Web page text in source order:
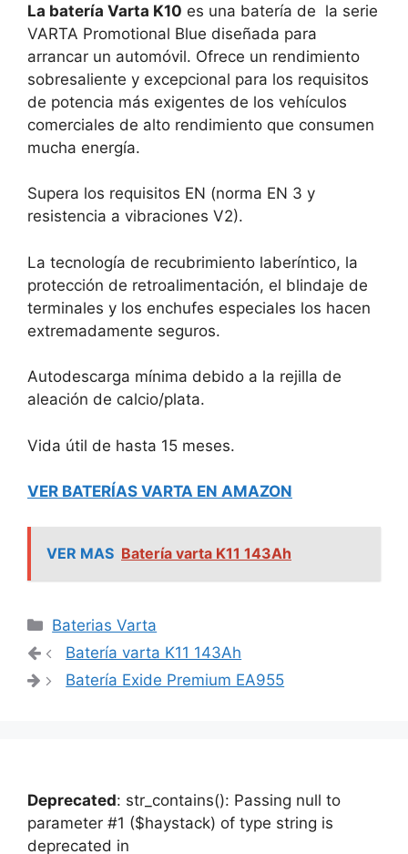
La batería Varta K10 es una batería de la serie
VARTA Promotional Blue diseñada para
arrancar un automóvil. Ofrece un rendimiento
sobresaliente y excepcional para los requisitos
de potencia más exigentes de los vehículos
comerciales de alto rendimiento que consumen
mucha energía.
Supera los requisitos EN (norma EN 3 y
resistencia a vibraciones V2).
La tecnología de recubrimiento laberíntico, la
protección de retroalimentación, el blindaje de
terminales y los enchufes especiales los hacen
extremadamente seguros.
Autodescarga mínima debido a la rejilla de
aleación de calcio/plata.
Vida útil de hasta 15 meses.
VER BATERÍAS VARTA EN AMAZON
VER MAS Batería varta K11 143Ah
Categorías
Baterias Varta
Navegación
de
Batería varta K11 143Ah
Batería Exide Premium EA955
Deprecated: str_contains(): Passing null to
parameter #1 ($haystack) of type string is
deprecated in